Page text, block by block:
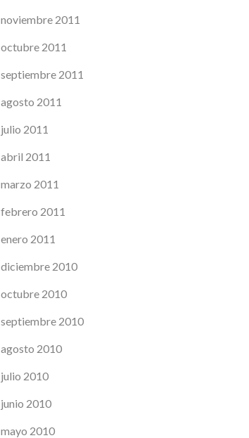
noviembre 2011
octubre 2011
septiembre 2011
agosto 2011
julio 2011
abril 2011
marzo 2011
febrero 2011
enero 2011
diciembre 2010
octubre 2010
septiembre 2010
agosto 2010
julio 2010
junio 2010
mayo 2010